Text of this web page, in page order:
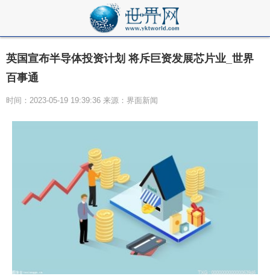
英国宣布半导体投资计划 将斥巨资发展芯片业_世界
百事通
时间：2023-05-19 19:39:36 来源：界面新闻